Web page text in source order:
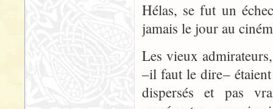
Hélas, se fut un
jamais le jour au
Les vieux
–il faut le dire–
dispersés et pas